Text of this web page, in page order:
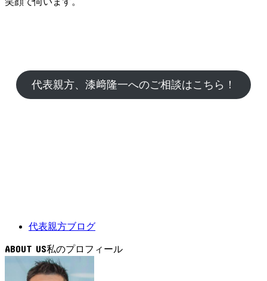
代表親方、漆﨑隆一へのご相談はこちら！
代表親方ブログ
ABOUT US